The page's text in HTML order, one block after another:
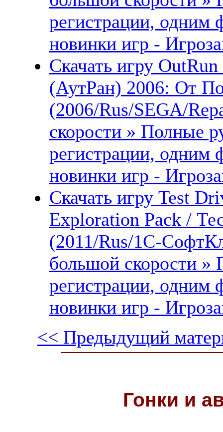
регистрации, одним
новинки игр -
Скачать игру
(АутРан) 2006: От
(2006/Rus/SEGA/
скорости » Полные
регистрации, одним
новинки игр -
Скачать игру Test
Exploration Pack /
(2011/Rus/1С-
большой скорости »
регистрации, одним
новинки игр -
<< Предыдущий
Гонки и